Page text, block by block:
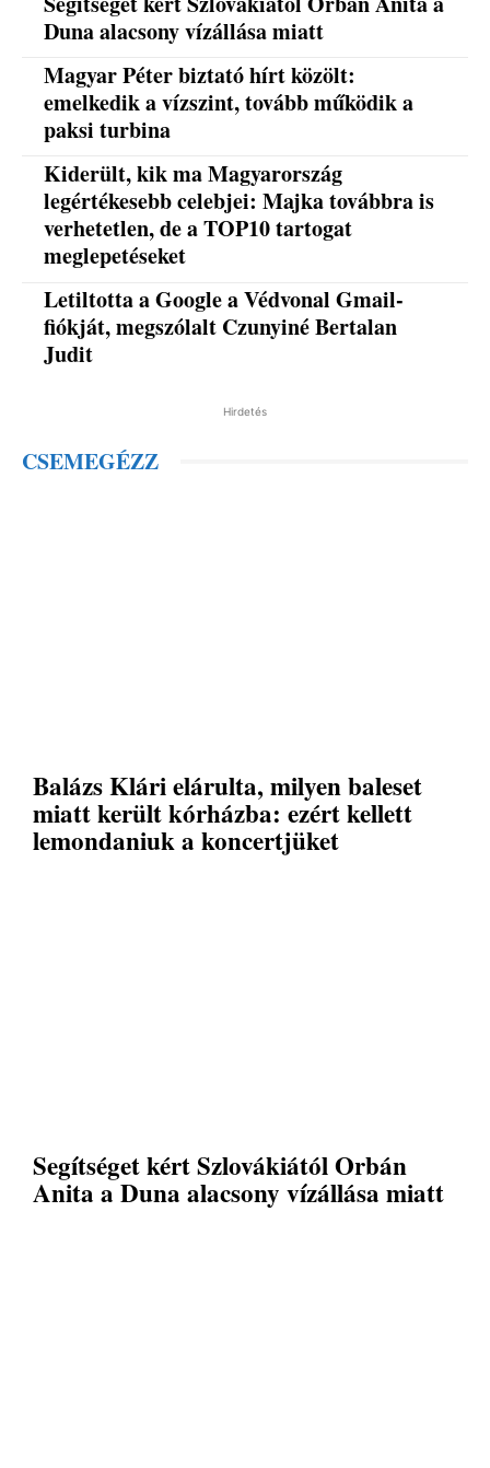
Duna alacsony vízállása miatt
Magyar Péter biztató hírt közölt:
emelkedik a vízszint, tovább működik a
paksi turbina
Kiderült, kik ma Magyarország
legértékesebb celebjei: Majka továbbra is
verhetetlen, de a TOP10 tartogat
meglepetéseket
Letiltotta a Google a Védvonal Gmail-
fiókját, megszólalt Czunyiné Bertalan
Judit
Hirdetés
CSEMEGÉZZ
Balázs Klári elárulta, milyen baleset
miatt került kórházba: ezért kellett
lemondaniuk a koncertjüket
Segítséget kért Szlovákiától Orbán
Anita a Duna alacsony vízállása miatt